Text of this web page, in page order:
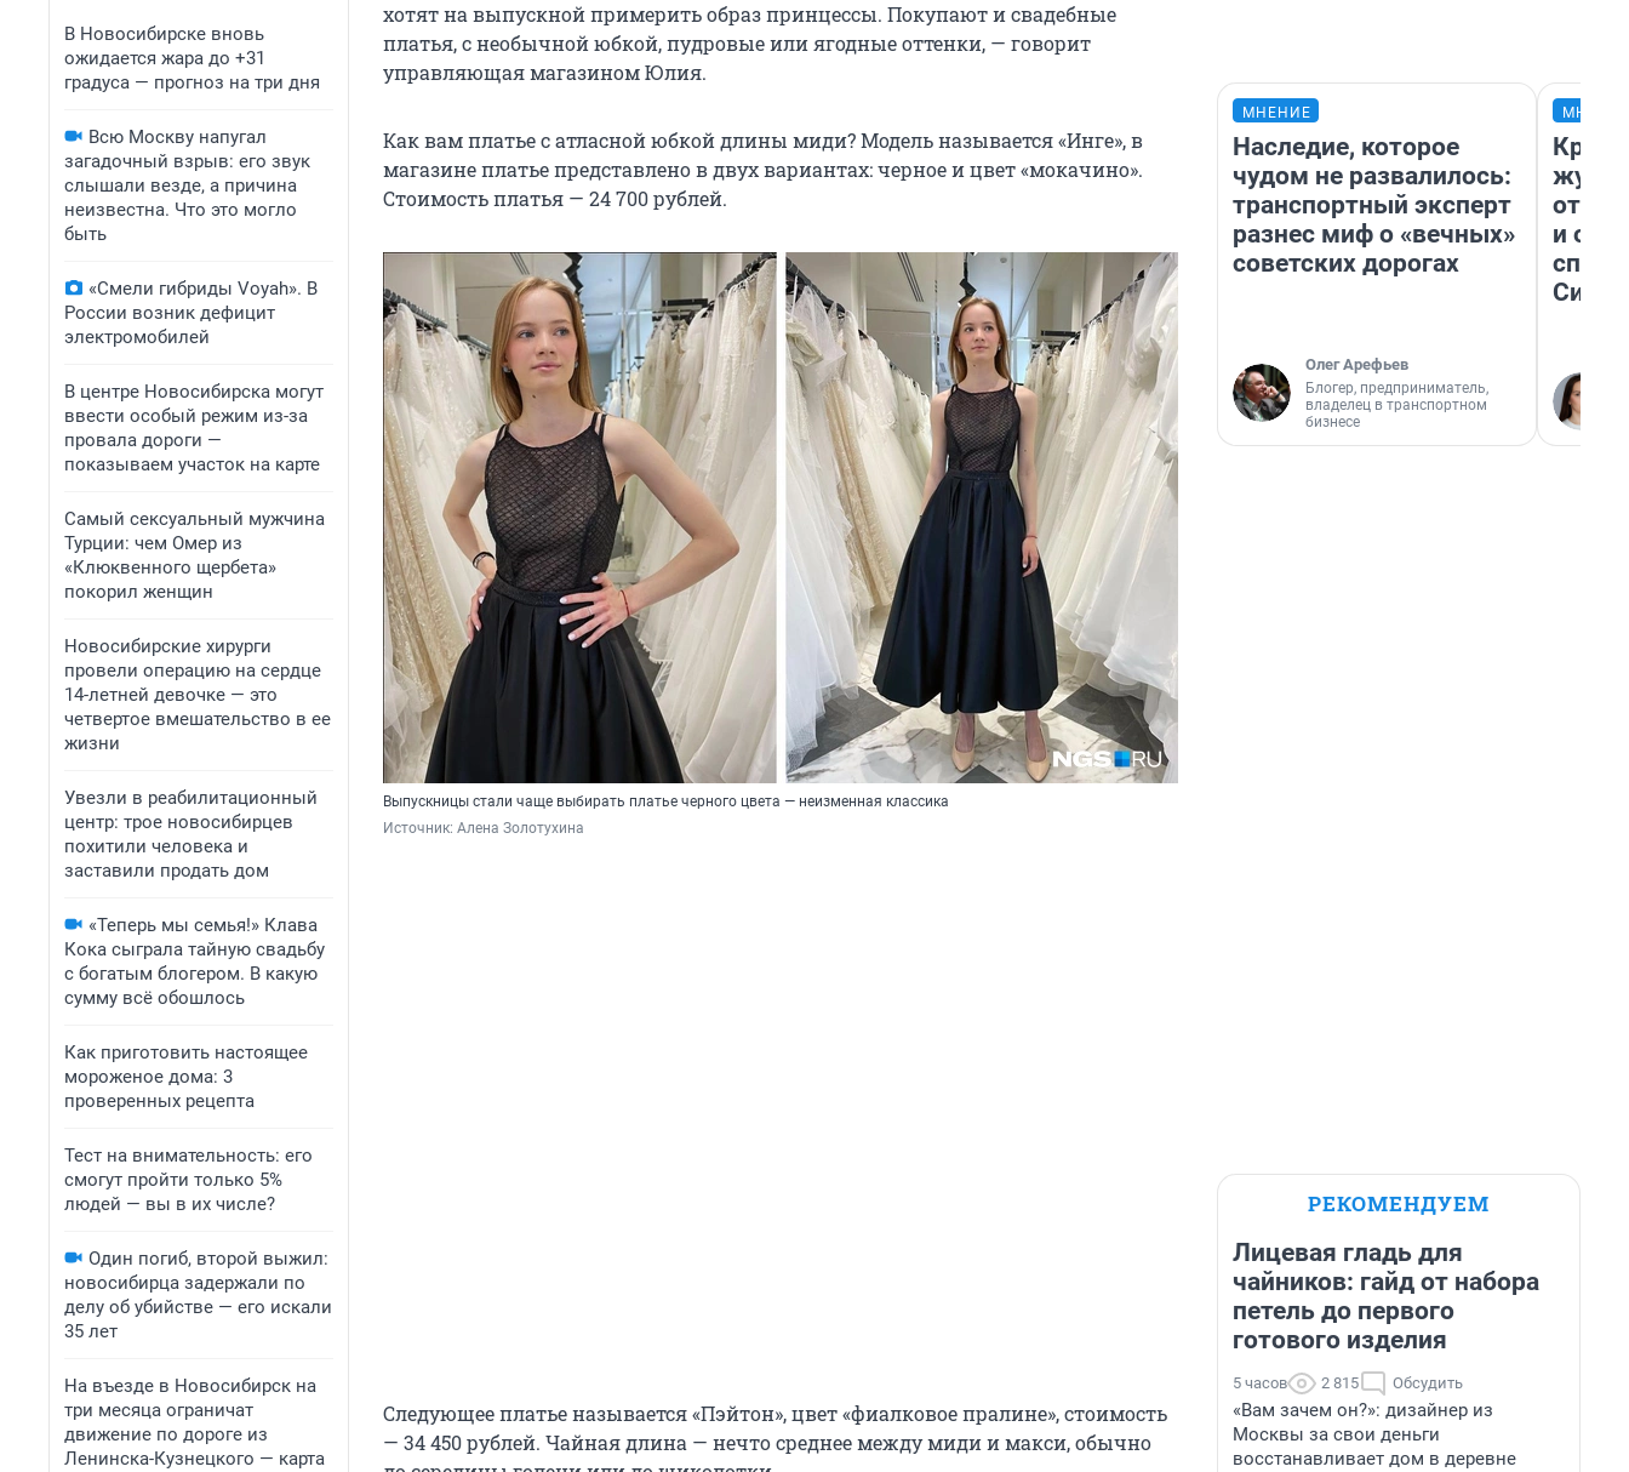
В Новосибирске вновь
ожидается жара до +31
градуса — прогноз на три дня
Всю Москву напугал
загадочный взрыв: его звук
слышали везде, а причина
неизвестна. Что это могло
быть
«Смели гибриды Voyah». В
России возник дефицит
электромобилей
В центре Новосибирска могут
ввести особый режим из-за
провала дороги —
показываем участок на карте
Самый сексуальный мужчина
Турции: чем Омер из
«Клюквенного щербета»
покорил женщин
Новосибирские хирурги
провели операцию на сердце
14-летней девочке — это
четвертое вмешательство в ее
жизни
Увезли в реабилитационный
центр: трое новосибирцев
похитили человека и
заставили продать дом
«Теперь мы семья!» Клава
Кока сыграла тайную свадьбу
с богатым блогером. В какую
сумму всё обошлось
Как приготовить настоящее
мороженое дома: 3
проверенных рецепта
Тест на внимательность: его
смогут пройти только 5%
людей — вы в их числе?
Один погиб, второй выжил:
новосибирца задержали по
делу об убийстве — его искали
35 лет
На въезде в Новосибирск на
три месяца ограничат
движение по дороге из
Ленинска-Кузнецкого — карта
хотят на выпускной примерить образ принцессы. Покупают и свадебные
платья, с необычной юбкой, пудровые или ягодные оттенки, — говорит
управляющая магазином Юлия.
Как вам платье с атласной юбкой длины миди? Модель называется «Инге», в
магазине платье представлено в двух вариантах: черное и цвет «мокачино».
Стоимость платья — 24 700 рублей.
Выпускницы стали чаще выбирать платье черного цвета — неизменная классика
Источник: Алена Золотухина
Следующее платье называется «Пэйтон», цвет «фиалковое пралине», стоимость
— 34 450 рублей. Чайная длина — нечто среднее между миди и макси, обычно
МНЕНИЕ
Наследие, которое
чудом не развалилось:
транспортный эксперт
разнес миф о «вечных»
советских дорогах
Олег Арефьев
Блогер, предприниматель,
владелец в транспортном
бизнесе
и
РЕКОМЕНДУЕМ
Лицевая гладь для
чайников: гайд от набора
петель до первого
готового изделия
5 часов 2 815 Обсудить
«Вам зачем он?»: дизайнер из
Москвы за свои деньги
восстанавливает дом в деревне